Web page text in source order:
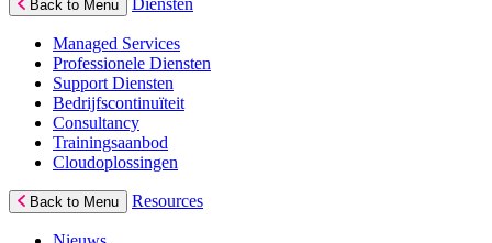
Back to Menu Diensten
Managed Services
Professionele Diensten
Support Diensten
Bedrijfscontinuïteit
Consultancy
Trainingsaanbod
Cloudoplossingen
Back to Menu Resources